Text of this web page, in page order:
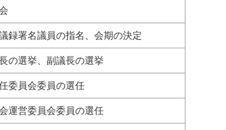
録署名議員の指名、会期の決定
の選挙、副議長の選挙
委員会委員の選任
運営委員会委員の選任